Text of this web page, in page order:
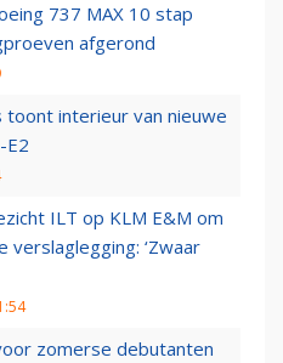
737 MAX 10 stap
afgerond
toont interieur van nieuwe
E2
ILT op KLM E&M om
verslaglegging: ‘Zwaar
zomerse debutanten